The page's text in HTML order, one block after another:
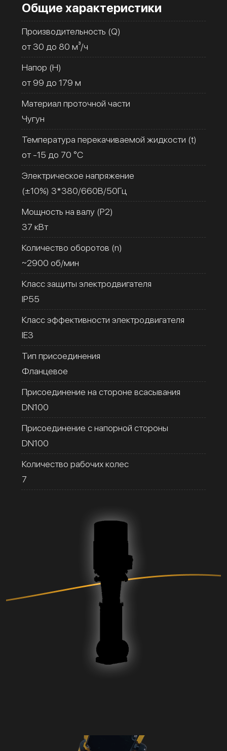
Общие характеристики
Производительность (Q)
от 30 до 80 м³/ч
Напор (H)
от 99 до 179 м
Материал проточной части
Чугун
Температура перекачиваемой жидкости (t)
от -15 до 70 °C
Электрическое напряжение
(±10%) 3*380/660В/50Гц
Мощность на валу (Р2)
37 кВт
Количество оборотов (n)
~2900 об/мин
Класс защиты электродвигателя
IP55
Класс эффективности электродвигателя
IE3
Тип присоединения
Фланцевое
Присоединение на стороне всасывания
DN100
Присоединение с напорной стороны
DN100
Количество рабочих колес
7